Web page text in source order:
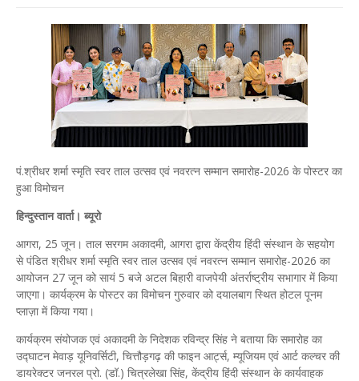
पं.श्रीधर शर्मा स्मृति स्वर ताल उत्सव एवं नवरत्न सम्मान समारोह-2026 के पोस्टर का
हुआ विमोचन
हिन्दुस्तान वार्ता। ब्यूरो
आगरा, 25 जून। ताल सरगम अकादमी, आगरा द्वारा केंद्रीय हिंदी संस्थान के सहयोग
से पंडित श्रीधर शर्मा स्मृति स्वर ताल उत्सव एवं नवरत्न सम्मान समारोह-2026 का
आयोजन 27 जून को सायं 5 बजे अटल बिहारी वाजपेयी अंतर्राष्ट्रीय सभागार में किया
जाएगा। कार्यक्रम के पोस्टर का विमोचन गुरुवार को दयालबाग स्थित होटल पूनम
प्लाज़ा में किया गया।
कार्यक्रम संयोजक एवं अकादमी के निदेशक रविन्द्र सिंह ने बताया कि समारोह का
उद्घाटन मेवाड़ यूनिवर्सिटी, चित्तौड़गढ़ की फाइन आर्ट्स, म्यूजियम एवं आर्ट कल्चर की
डायरेक्टर जनरल प्रो. (डॉ.) चित्रलेखा सिंह, केंद्रीय हिंदी संस्थान के कार्यवाहक